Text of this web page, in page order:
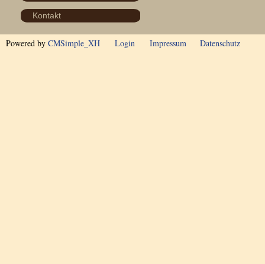
Kontakt
Powered by CMSimple_XH Login Impressum Datenschutz